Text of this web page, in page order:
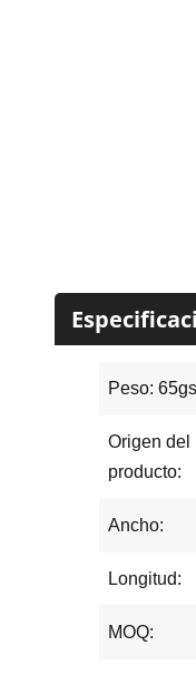
Peso:
Origen del
producto:
Ancho:
Longitud:
MOQ: